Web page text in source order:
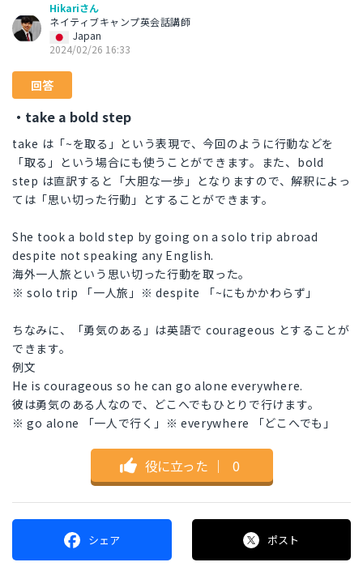
Hikariさん
ネイティブキャンプ英会話講師
Japan
2024/02/26 16:33
回答
・take a bold step
take は「~を取る」という表現で、今回のように行動などを
「取る」という場合にも使うことができます。また、bold
step は直訳すると「大胆な一歩」となりますので、解釈によっ
ては「思い切った行動」とすることができます。
She took a bold step by going on a solo trip abroad
despite not speaking any English.
海外一人旅という思い切った行動を取った。
※ solo trip 「一人旅」※ despite 「~にもかかわらず」
ちなみに、「勇気のある」は英語で courageous とすることが
できます。
例文
He is courageous so he can go alone everywhere.
彼は勇気のある人なので、どこへでもひとりで行けます。
※ go alone 「一人で行く」※ everywhere 「どこへでも」
役に立った ｜ 0
シェア ポスト